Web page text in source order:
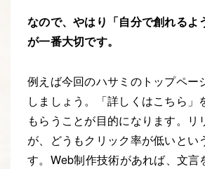
なので、やはり「自分で創れるよ
が一番大切です。
例えば今回のハサミのトップペー
しましょう。「詳しくはこちら」
もらうことが目的になります。リ
が、どうもクリック率が低いとい
す。Web制作技術があれば、文言